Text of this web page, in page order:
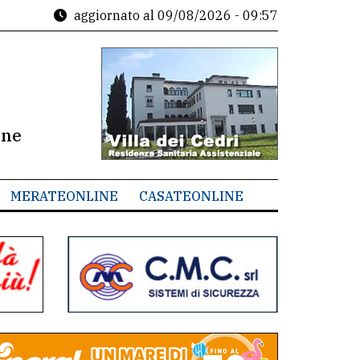
aggiornato al 09/08/2026 - 09:57
MERATEONLINE CASATEONLINE